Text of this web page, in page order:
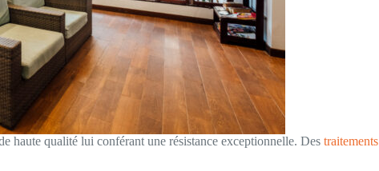
haute qualité lui conférant une résistance exceptionnelle. Des traitements